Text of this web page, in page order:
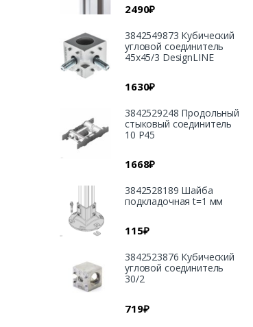
2490₽
3842549873 Кубический
угловой соединитель
45х45/3 DesignLINE
1630₽
3842529248 Продольный
стыковый соединитель
10 Р45
1668₽
3842528189 Шайба
подкладочная t=1 мм
115₽
3842523876 Кубический
угловой соединитель
30/2
719₽